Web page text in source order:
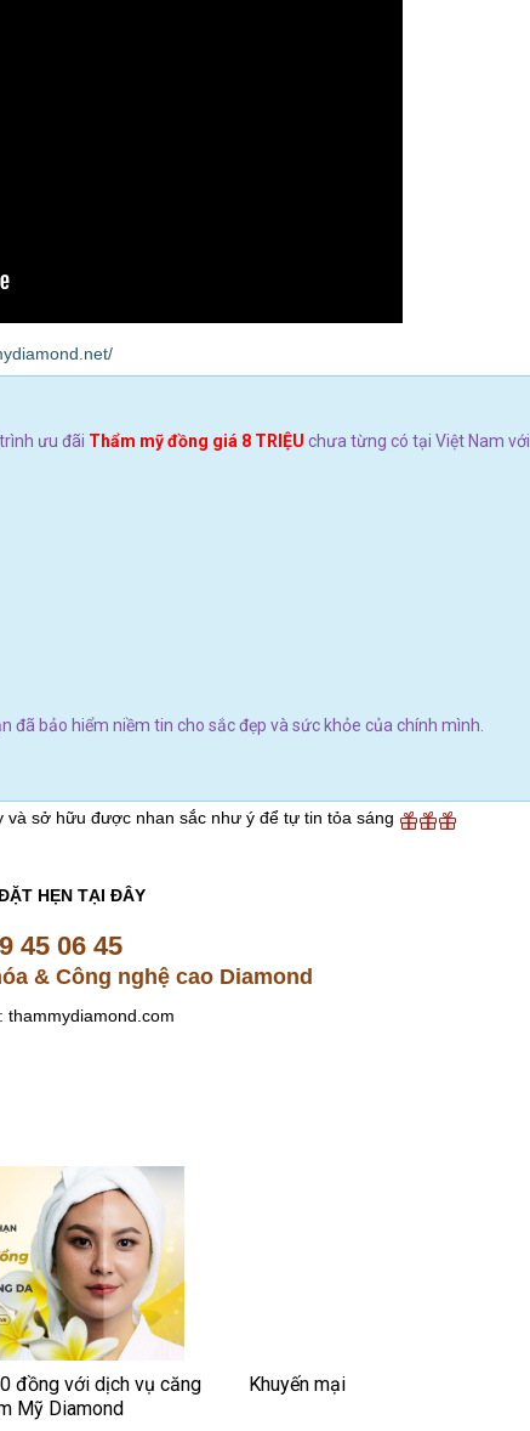
ưu đãi Thẩm mỹ đồng giá 8 TRIỆU chưa từng có tại Việt Nam với
đã bảo hiểm niềm tin cho sắc đẹp và sức khỏe của chính mình.
và sở hữu được nhan sắc như ý để tự tin tỏa sáng
HẸN TẠI ĐÂY
45 06 45
& Công nghệ cao Diamond
: thammydiamond.com
đồng với dịch vụ căng
Mỹ Diamond
Khuyến mại